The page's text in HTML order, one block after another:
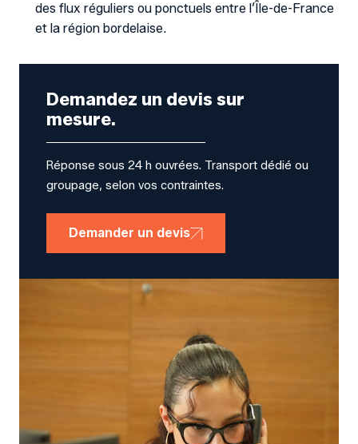
des flux réguliers ou ponctuels entre l’Île-de-France
et la région bordelaise.
Demandez un devis sur
mesure.
Réponse sous 24 h ouvrées. Transport dédié ou
groupage, selon vos contraintes.
Demander un devis